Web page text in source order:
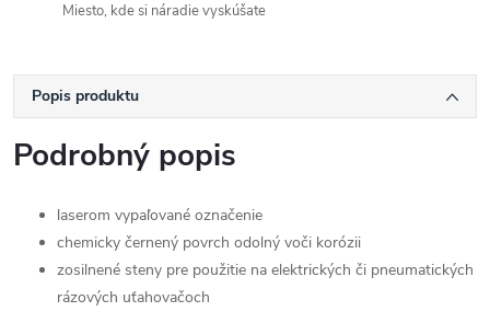
Miesto, kde si náradie vyskúšate
Popis produktu
Podrobný popis
laserom vypaľované označenie
chemicky černený povrch odolný voči korózii
zosilnené steny pre použitie na elektrických či pneumatických
rázových uťahovačoch